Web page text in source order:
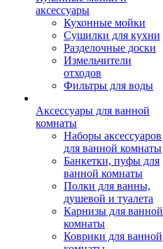
аксессуары
Кухонные мойки
Сушилки для кухни
Разделочные доски
Измельчители
отходов
Фильтры для воды
Аксессуары для ванной
комнаты
Наборы аксессуаров
для ванной комнаты
Банкетки, пуфы для
ванной комнаты
Полки для ванны,
душевой и туалета
Карнизы для ванной
комнаты
Коврики для ванной